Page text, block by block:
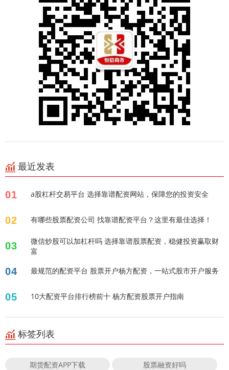
最近发表
01 a股杠杆交易平台 选择靠谱配资网站，保障您的投资安全
02 有哪些股票配资公司 找靠谱配资平台？这里有最佳选择！
03
微信炒股可以加杠杆吗 选择靠谱股票配资，稳健投资赢取财
富
04 最规范的配资平台 股票开户杨方配资，一站式股市开户服务
05 10大配资平台排行榜前十 杨方配资股票开户指南
标签列表
期货配资APP下载 股票融资好吗